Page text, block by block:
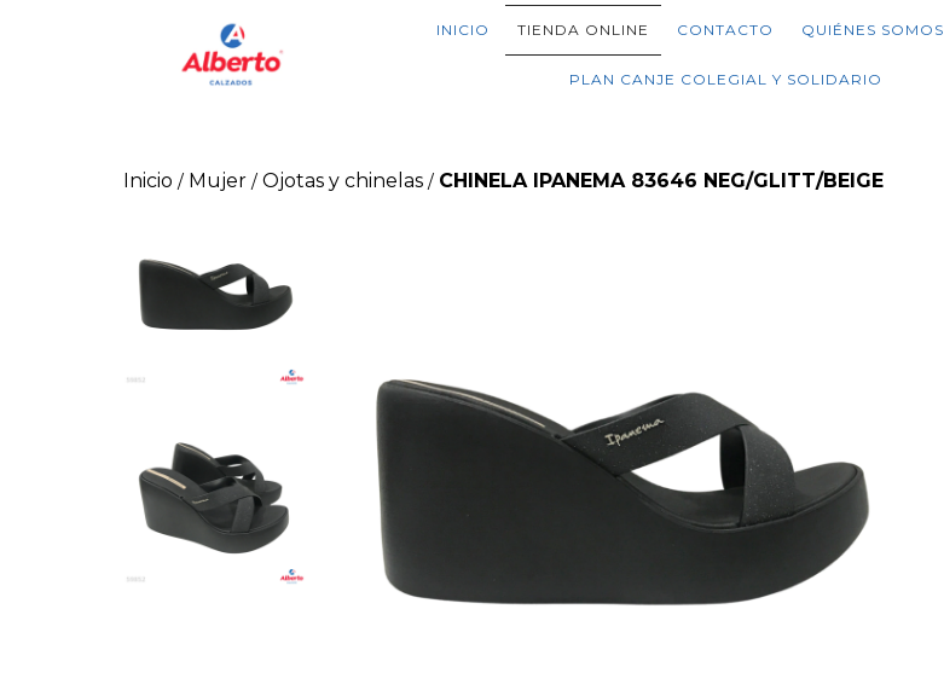
INICIO TIENDA ONLINE CONTACTO QUIÉNES SOMOS
PLAN CANJE COLEGIAL Y SOLIDARIO
Inicio / Mujer / Ojotas y chinelas / CHINELA IPANEMA 83646 NEG/GLITT/BEIGE